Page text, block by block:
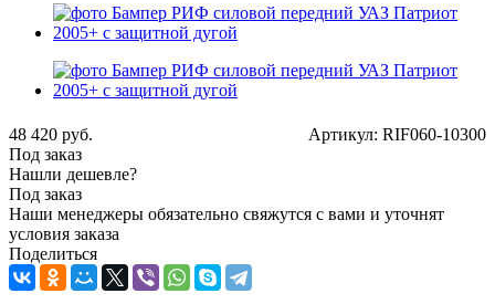
Артикул: RIF060-10300
48 420 руб.
Под заказ
Нашли дешевле?
Под заказ
Наши менеджеры обязательно свяжутся с вами и уточнят
условия заказа
Поделиться